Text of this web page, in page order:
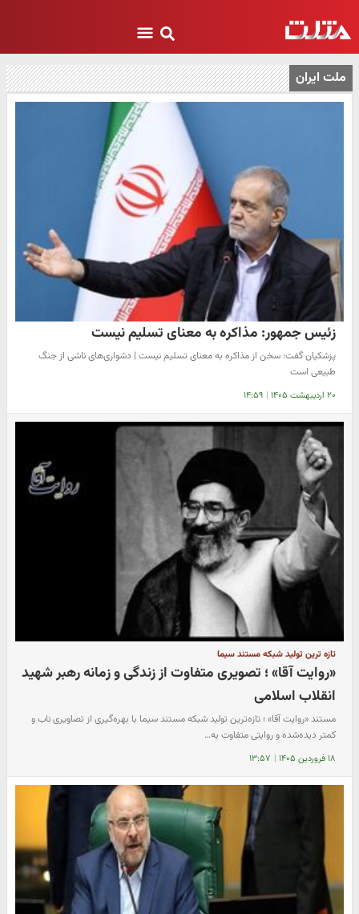
ملت ایران
زئیس جمهور: مذاکره به معنای تسلیم نیست
پزشکیان گفت: سخن از مذاکره به معنای تسلیم نیست | دشواری‌های ناشی از جنگ
طبیعی است
۲۰ اردیبهشت ۱۴۰۵ | ۱۴:۵۹
تازه ترین تولید شبکه مستند سیما
«روایت آقا» ؛ تصویری متفاوت از زندگی و زمانه رهبر شهید
انقلاب اسلامی
مستند «روایت آقا» ؛ تازه‌ترین تولید شبکه مستند سیما با بهره‌گیری از تصاویری ناب و
کمتر دیده‌شده و روایتی متفاوت به…
۱۸ فروردین ۱۴۰۵ | ۱۳:۵۷